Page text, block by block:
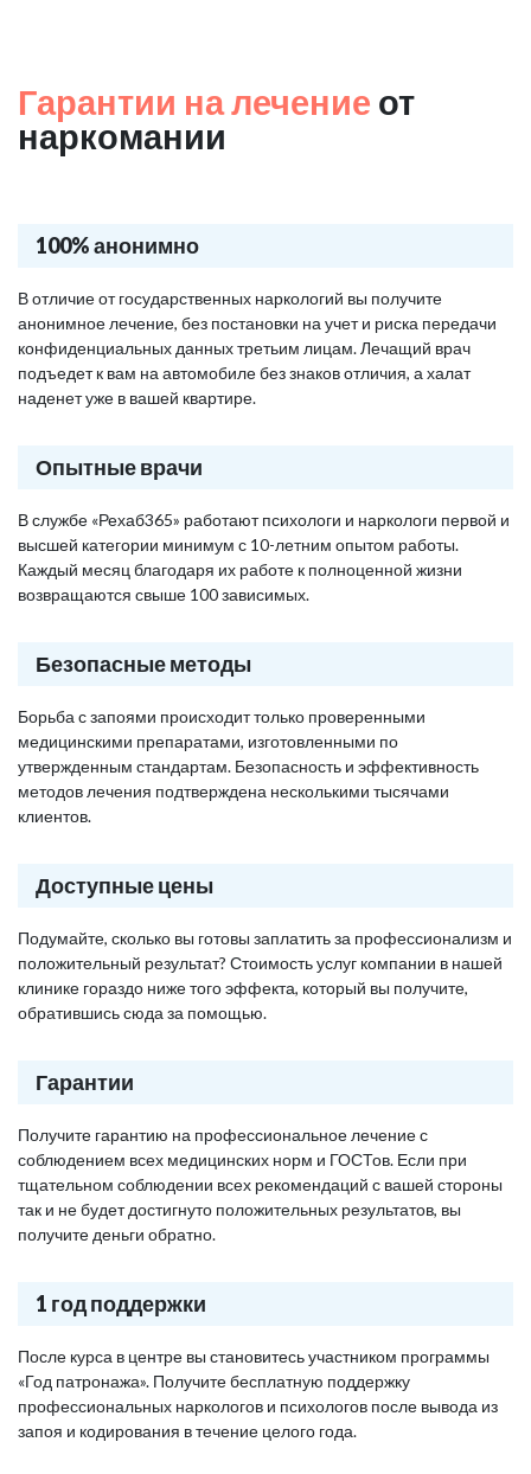
Гарантии на лечение от
наркомании
100% анонимно
В отличие от государственных наркологий вы получите
анонимное лечение, без постановки на учет и риска передачи
конфиденциальных данных третьим лицам. Лечащий врач
подъедет к вам на автомобиле без знаков отличия, а халат
наденет уже в вашей квартире.
Опытные врачи
В службе «Рехаб365» работают психологи и наркологи первой и
высшей категории минимум с 10-летним опытом работы.
Каждый месяц благодаря их работе к полноценной жизни
возвращаются свыше 100 зависимых.
Безопасные методы
Борьба с запоями происходит только проверенными
медицинскими препаратами, изготовленными по
утвержденным стандартам. Безопасность и эффективность
методов лечения подтверждена несколькими тысячами
клиентов.
Доступные цены
Подумайте, сколько вы готовы заплатить за профессионализм и
положительный результат? Стоимость услуг компании в нашей
клинике гораздо ниже того эффекта, который вы получите,
обратившись сюда за помощью.
Гарантии
Получите гарантию на профессиональное лечение с
соблюдением всех медицинских норм и ГОСТов. Если при
тщательном соблюдении всех рекомендаций с вашей стороны
так и не будет достигнуто положительных результатов, вы
получите деньги обратно.
1 год поддержки
После курса в центре вы становитесь участником программы
«Год патронажа». Получите бесплатную поддержку
профессиональных наркологов и психологов после вывода из
запоя и кодирования в течение целого года.